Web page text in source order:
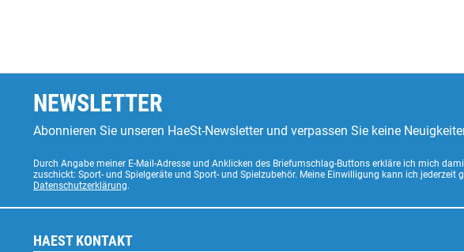
NEWSLETTER
Abonnieren Sie unseren HaeSt-Newsletter und verpassen Sie keine
Durch Angabe meiner E-Mail-Adresse und Anklicken des Briefumschlag-Buttons erkläre ich mich
zuschickt: Sport- und Spielgeräte und Sport- und Spielzubehör. Meine Einwilligung kann ich
Datenschutzerklärung.
HAEST KONTAKT